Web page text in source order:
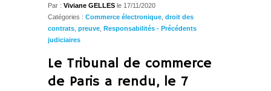
Par : Viviane GELLES le 17/11/2020
Catégories : Commerce électronique droit des
contrats preuve Responsabilités - Précédents
judiciaires
Le Tribunal de commerce
de Paris a rendu, le 7